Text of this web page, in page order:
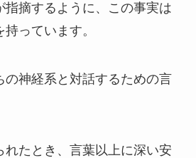
指摘するように、この事実は
っています。
の神経系と対話するための言
れたとき、言葉以上に深い安